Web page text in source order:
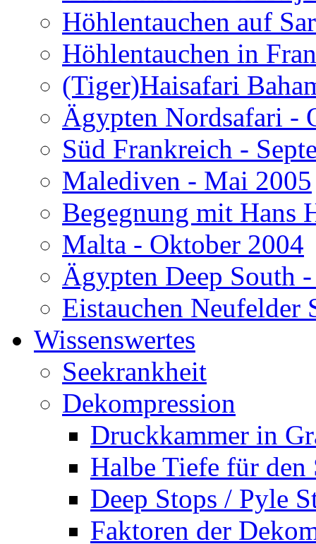
Höhlentauchen auf
Höhlentauchen in
(Tiger)Haisafari
Ägypten Nordsafari -
Süd Frankreich -
Malediven - Mai 2005
Begegnung mit Hans
Malta - Oktober 2004
Ägypten Deep South
Eistauchen Neufelder
Wissenswertes
Seekrankheit
Dekompression
Druckkammer in
Halbe Tiefe für den
Deep Stops / Pyle
Faktoren der